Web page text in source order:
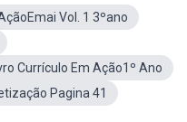
Vol. 1 3ºano
Currículo Em Ação1º Ano
Pagina 41